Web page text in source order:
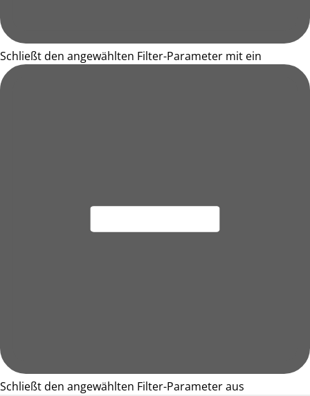
Schließt den angewählten Filter-Parameter mit ein
Schließt den angewählten Filter-Parameter aus